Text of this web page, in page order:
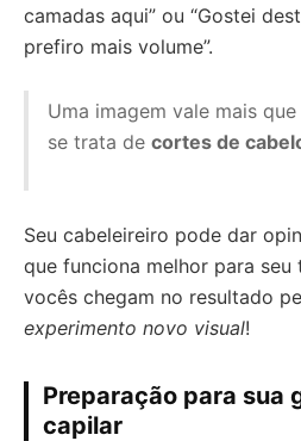
camadas aqui” ou “Gostei
prefiro mais volume”.
Uma imagem vale mais
se trata de cortes de
Seu cabeleireiro pode dar
que funciona melhor para
vocês chegam no resultado
experimento novo visual!
Preparação para sua
capilar